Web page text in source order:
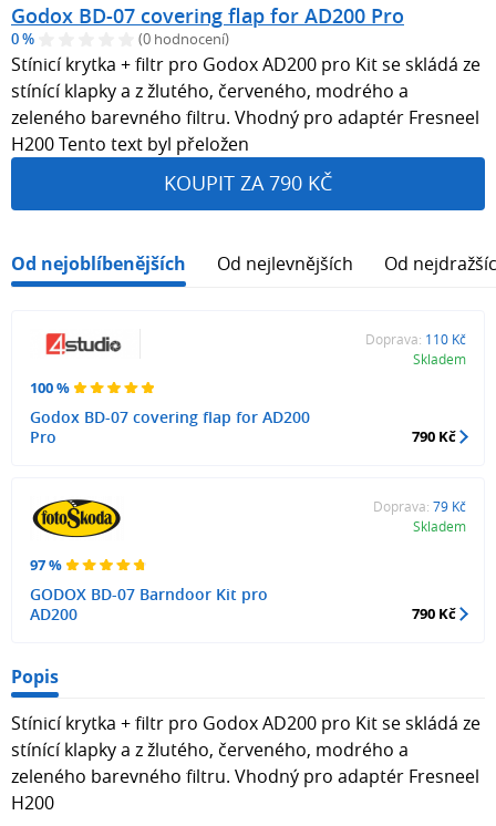
Godox BD-07 covering flap for AD200 Pro
0 % (0 hodnocení)
Stínicí krytka + filtr pro Godox AD200 pro Kit se skládá ze
stínící klapky a z žlutého, červeného, modrého a
zeleného barevného filtru. Vhodný pro adaptér Fresneel
H200 Tento text byl přeložen
KOUPIT ZA 790 KČ
Od nejoblíbenějších Od nejlevnějších Od
100 %
Godox BD-07 covering flap for AD200
Pro
Doprava: 110 Kč
Skladem
790 Kč
97 %
GODOX BD-07 Barndoor Kit pro
AD200
Doprava: 79 Kč
Skladem
790 Kč
Popis
Stínicí krytka + filtr pro Godox AD200 pro Kit se skládá ze
stínící klapky a z žlutého, červeného, modrého a
zeleného barevného filtru. Vhodný pro adaptér Fresneel
H200